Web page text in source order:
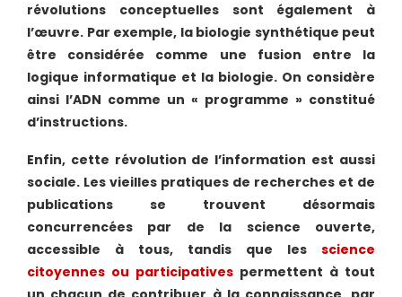
révolutions conceptuelles sont également à
l’œuvre. Par exemple, la biologie synthétique peut
être considérée comme une fusion entre la
logique informatique et la biologie. On considère
ainsi l’ADN comme un « programme » constitué
d’instructions.
Enfin, cette révolution de l’information est aussi
sociale. Les vieilles pratiques de recherches et de
publications se trouvent désormais
concurrencées par de la science ouverte,
accessible à tous, tandis que les science
citoyennes ou participatives permettent à tout